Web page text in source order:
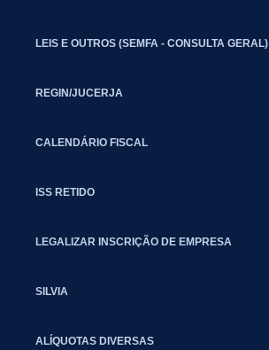
LEIS E OUTROS (SEMFA - CONSULTA GERAL)
REGIN/JUCERJA
CALENDÁRIO FISCAL
ISS RETIDO
LEGALIZAR INSCRIÇÃO DE EMPRESA
SILVIA
ALÍQUOTAS DIVERSAS